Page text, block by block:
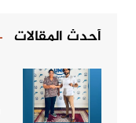
أحدث المقالات